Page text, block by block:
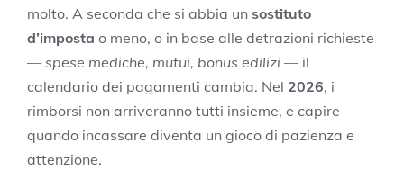
molto. A seconda che si abbia un sostituto
d’imposta o meno, o in base alle detrazioni richieste
— spese mediche, mutui, bonus edilizi — il
calendario dei pagamenti cambia. Nel 2026, i
rimborsi non arriveranno tutti insieme, e capire
quando incassare diventa un gioco di pazienza e
attenzione.